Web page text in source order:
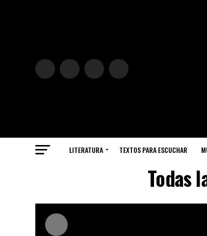
LITERATURA TEXTOS PARA ESCUCHAR
Todas